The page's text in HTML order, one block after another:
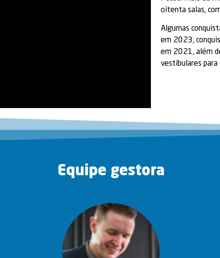
oitenta salas,
Algumas
em 2023,
em 2021, além
vestibulares para
Equipe gestora